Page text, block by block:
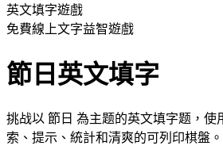
英文填字遊戲
免費線上文字益智遊戲
節日英文填字
挑战以 節日 為主题的英文填字题，使
索、提示、統計和清爽的可列印棋盤。